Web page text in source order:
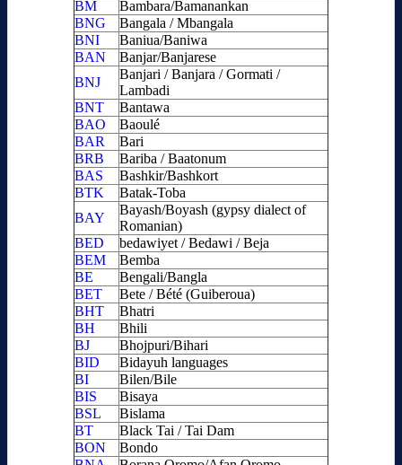
BM
Bambara/Bamanankan
BNG
Bangala / Mbangala
BNI
Baniua/Baniwa
BAN
Banjar/Banjarese
BNJ
Banjari / Banjara / Gormati /
Lambadi
BNT
Bantawa
BAO
Baoulé
BAR
Bari
BRB
Bariba / Baatonum
BAS
Bashkir/Bashkort
BTK
Batak-Toba
BAY
Bayash/Boyash (gypsy dialect of
Romanian)
BED
bedawiyet / Bedawi / Beja
BEM
Bemba
BE
Bengali/Bangla
BET
Bete / Bété (Guiberoua)
BHT
Bhatri
BH
Bhili
BJ
Bhojpuri/Bihari
BID
Bidayuh languages
BI
Bilen/Bile
BIS
Bisaya
BSL
Bislama
BT
Black Tai / Tai Dam
BON
Bondo